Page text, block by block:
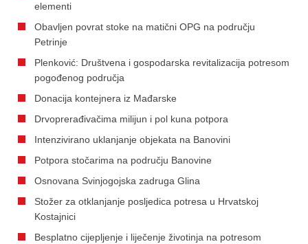
elementi
Obavljen povrat stoke na matični OPG na području
Petrinje
Plenković: Društvena i gospodarska revitalizacija potresom
pogođenog područja
Donacija kontejnera iz Mađarske
Drvoprerađivačima milijun i pol kuna potpora
Intenzivirano uklanjanje objekata na Banovini
Potpora stočarima na području Banovine
Osnovana Svinjogojska zadruga Glina
Stožer za otklanjanje posljedica potresa u Hrvatskoj
Kostajnici
Besplatno cijepljenje i liječenje životinja na potresom